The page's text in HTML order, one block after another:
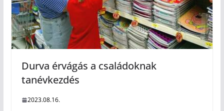
Durva érvágás a családoknak
tanévkezdés
2023.08.16.